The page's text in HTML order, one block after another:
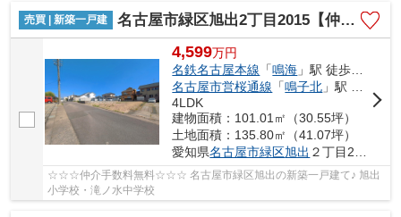
売買 | 新築一戸建 名古屋市緑区旭出2丁目2015【仲介手数料無料】新築一戸建て 2号棟
4,599万円
名鉄名古屋本線 「鳴海 」駅 徒歩29分
名古屋市営桜通線 「鳴子北 」駅 徒歩30分
4LDK
建物面積：101.01㎡（30.55坪）
土地面積：135.80㎡（41.07坪）
愛知県名古屋市緑区旭出 ２丁目2015
☆☆☆仲介手数料無料☆☆☆ 名古屋市緑区旭出の新築一戸建て♪ 旭出
小学校・滝ノ水中学校